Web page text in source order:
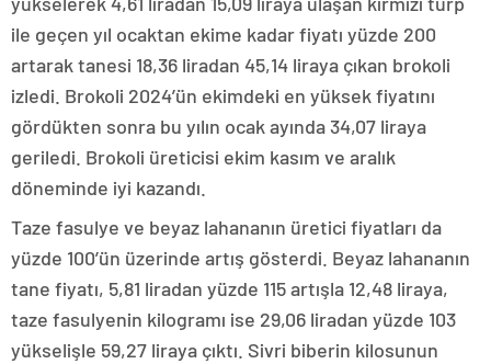
ile geçen yıl ocaktan ekime kadar fiyatı yüzde 200
artarak tanesi 18,36 liradan 45,14 liraya çıkan brokoli
izledi. Brokoli 2024’ün ekimdeki en yüksek fiyatını
gördükten sonra bu yılın ocak ayında 34,07 liraya
geriledi. Brokoli üreticisi ekim kasım ve aralık
döneminde iyi kazandı.
Taze fasulye ve beyaz lahananın üretici fiyatları da
yüzde 100’ün üzerinde artış gösterdi. Beyaz lahananın
tane fiyatı, 5,81 liradan yüzde 115 artışla 12,48 liraya,
taze fasulyenin kilogramı ise 29,06 liradan yüzde 103
yükselişle 59,27 liraya çıktı. Sivri biberin kilosunun